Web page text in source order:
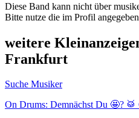
Diese Band kann nicht über
Bitte nutze die im Profil
weitere
Frankfurt
Suche Musiker
On Drums: Demnächst Du 🤩?